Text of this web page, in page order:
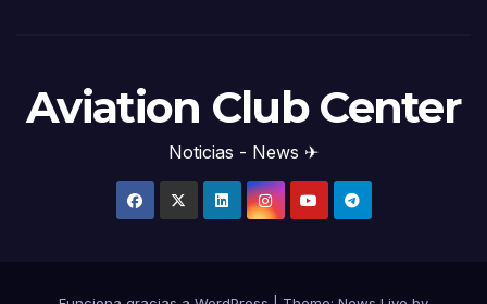
Aviation Club Center
Noticias - News ✈